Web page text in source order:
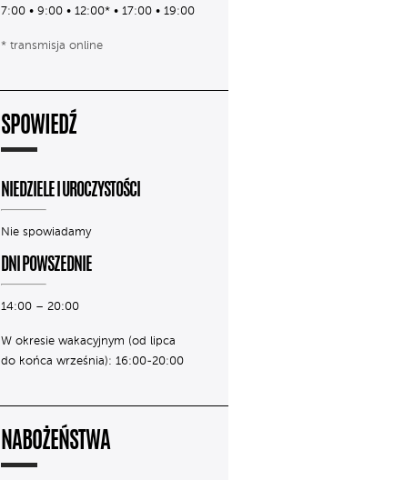
7:00 • 9:00 • 12:00* • 17:00 • 19:00
* transmisja online
SPOWIEDŹ
NIEDZIELE I UROCZYSTOŚCI
Nie spowiadamy
DNI POWSZEDNIE
14:00 – 20:00
W okresie wakacyjnym (od lipca
do końca września): 16:00-20:00
NABOŻEŃSTWA